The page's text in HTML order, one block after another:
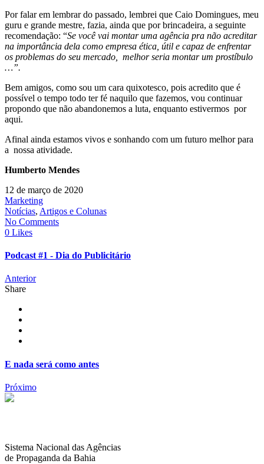
Por falar em lembrar do passado, lembrei que Caio Domingues, meu
guru e grande mestre, fazia, ainda que por brincadeira, a seguinte
recomendação: “Se você vai montar uma agência pra não acreditar
na importância dela como empresa ética, útil e capaz de enfrentar
os problemas do seu mercado, melhor seria montar um prostíbulo
…”.
Bem amigos, como sou um cara quixotesco, pois acredito que é
possível o tempo todo ter fé naquilo que fazemos, vou continuar
propondo que não abandonemos a luta, enquanto estivermos por
aqui.
Afinal ainda estamos vivos e sonhando com um futuro melhor para
a nossa atividade.
Humberto Mendes
12 de março de 2020
Marketing
Notícias, Artigos e Colunas
No Comments
0 Likes
Podcast #1 - Dia do Publicitário
Anterior
Share
E nada será como antes
Próximo
Sistema Nacional das Agências
de Propaganda da Bahia